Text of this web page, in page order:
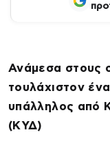
Ανάμεσα στους
τουλάχιστον
υπάλληλος από
(ΚΥΔ)